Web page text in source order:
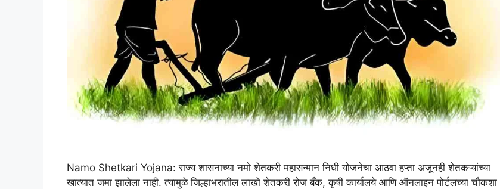
Namo Shetkari Yojana: राज्य शासनाच्या नमो शेतकरी महासन्मान निधी योजनेचा आठवा हप्ता अजूनही शेतकऱ्यांच्या
खात्यात जमा झालेला नाही. त्यामुळे जिल्हाभरातील लाखो शेतकरी रोज बँक, कृषी कार्यालये आणि ऑनलाइन पोर्टलच्या चौकशा